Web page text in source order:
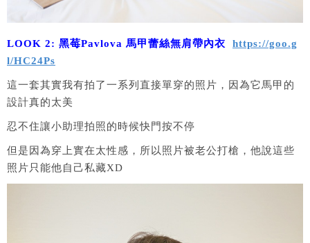
LOOK 2: 黑莓Pavlova 馬甲蕾絲無肩帶內衣 https://goo.g
l/HC24Ps
這一套其實我有拍了一系列直接單穿的照片，因為它馬甲的
設計真的太美
忍不住讓小助理拍照的時候快門按不停
但是因為穿上實在太性感，所以照片被老公打槍，他說這些
照片只能他自己私藏XD